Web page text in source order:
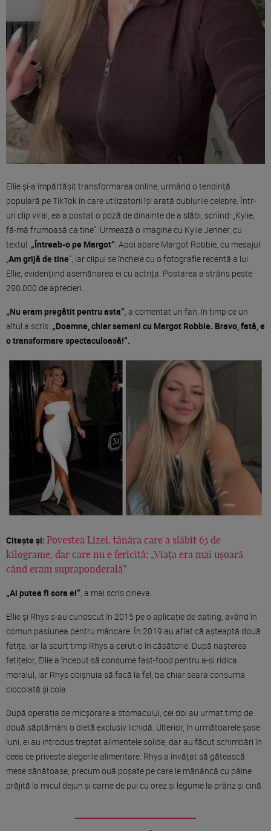
Ellie și-a împărtășit transformarea online, urmând o tendință
populară pe TikTok în care utilizatorii își arată dublurile celebre. Într-
un clip viral, ea a postat o poză de dinainte de a slăbi, scriind: „Kylie,
fă-mă frumoasă ca tine”. Urmează o imagine cu Kylie Jenner, cu
textul: „Întreab-o pe Margot”. Apoi apare Margot Robbie, cu mesajul:
„Am grijă de tine”, iar clipul se încheie cu o fotografie recentă a lui
Ellie, evidențiind asemănarea ei cu actrița. Postarea a strâns peste
290.000 de aprecieri.
„Nu eram pregătit pentru asta”, a comentat un fan, în timp ce un
altul a scris: „Doamne, chiar semeni cu Margot Robbie. Bravo, fată, e
o transformare spectaculoasă!”.
Citește și: Povestea Lizei, tânăra care a slăbit 63 de
kilograme, dar care nu e fericită: „Viața era mai ușoară
când eram supraponderală”
„Ai putea fi sora ei”, a mai scris cineva.
Ellie și Rhys s-au cunoscut în 2015 pe o aplicație de dating, având în
comun pasiunea pentru mâncare. În 2019 au aflat că așteaptă două
fetițe, iar la scurt timp Rhys a cerut-o în căsătorie. După nașterea
fetițelor, Ellie a început să consume fast-food pentru a-și ridica
moralul, iar Rhys obișnuia să facă la fel, ba chiar seara consuma
ciocolată și cola.
După operația de micșorare a stomacului, cei doi au urmat timp de
două săptămâni o dietă exclusiv lichidă. Ulterior, în următoarele șase
luni, ei au introdus treptat alimentele solide, dar au făcut schimbări în
ceea ce privește alegerile alimentare. Rhys a învățat să gătească
mese sănătoase, precum ouă poșate pe care le mănâncă cu pâine
prăjită la micul dejun și carne de pui cu orez și legume la prânz și cină.